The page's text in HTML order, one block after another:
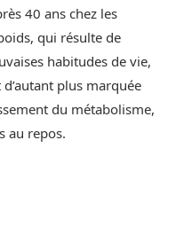
40 ans chez les
qui résulte de
habitudes de vie,
plus marquée
du métabolisme,
au repos.